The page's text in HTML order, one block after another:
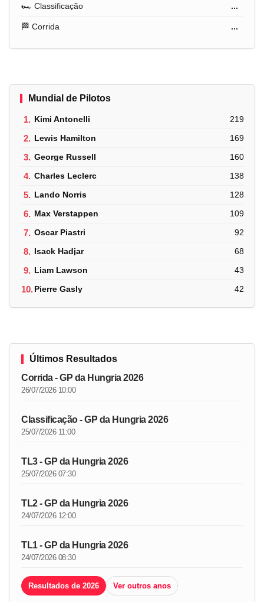
🏎️ Classificação ...
🏁 Corrida ...
Mundial de Pilotos
1. Kimi Antonelli 219
2. Lewis Hamilton 169
3. George Russell 160
4. Charles Leclerc 138
5. Lando Norris 128
6. Max Verstappen 109
7. Oscar Piastri 92
8. Isack Hadjar 68
9. Liam Lawson 43
10.Pierre Gasly 42
Últimos Resultados
Corrida - GP da Hungria 2026
26/07/2026 10:00
Classificação - GP da Hungria 2026
25/07/2026 11:00
TL3 - GP da Hungria 2026
25/07/2026 07:30
TL2 - GP da Hungria 2026
24/07/2026 12:00
TL1 - GP da Hungria 2026
24/07/2026 08:30
Resultados de 2026 Ver outros anos